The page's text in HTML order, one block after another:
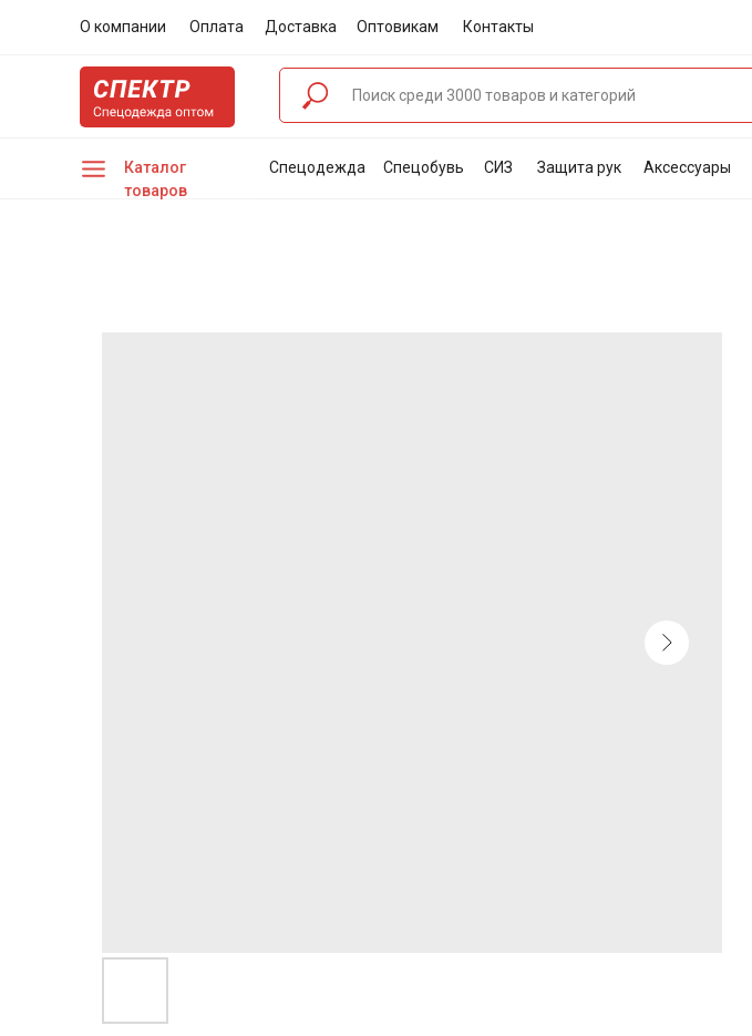
О компании Оплата Доставка Оптовикам Контакты
Каталог
товаров
Спецодежда Спецобувь СИЗ Защита рук Аксессуары